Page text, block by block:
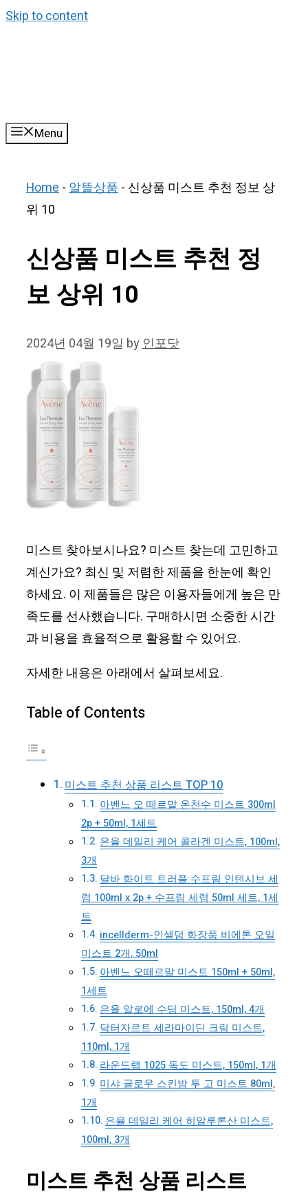
Skip to content
Menu
Home-알뜰상품- 신상품 미스트 추천 정보 상
위 10
신상품 미스트 추천 정
보 상위 10
2024년 04월 19일 by인포닷
미스트 찾아보시나요? 미스트 찾는데 고민하고
계신가요? 최신 및 저렴한 제품을 한눈에 확인
하세요. 이 제품들은 많은 이용자들에게 높은 만
족도를 선사했습니다. 구매하시면 소중한 시간
과 비용을 효율적으로 활용할 수 있어요.
자세한 내용은 아래에서 살펴보세요.
Table of Contents
미스트 추천 상품 리스트 TOP 10
아벤느 오 떼르말 온천수 미스트 300ml
2p + 50ml, 1세트
은율 데일리 케어 콜라겐 미스트, 100ml,
3개
달바 화이트 트러플 수프림 인텐시브 세
럼 100ml x 2p + 수프림 세럼 50ml 세트, 1세
트
incellderm-인셀덤 화장품 비에톤 오일
미스트 2개, 50ml
아벤느 오떼르말 미스트 150ml + 50ml,
1세트
은율 알로에 수딩 미스트, 150ml, 4개
닥터자르트 세라마이딘 크림 미스트,
110ml, 1개
라운드랩 1025 독도 미스트, 150ml, 1개
미샤 글로우 스킨밤 투 고 미스트 80ml,
1개
은율 데일리 케어 히알루론산 미스트,
100ml, 3개
미스트 추천 상품 리스트